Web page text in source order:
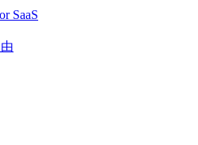
SaaS